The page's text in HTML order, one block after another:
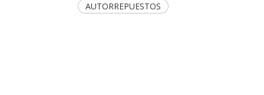
AUTORREPUESTOS